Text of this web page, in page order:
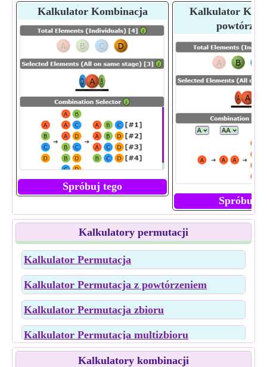
Kalkulator Kombinacja
Spróbuj tego
Kalkulator
Spróbuj
Kalkulatory permutacji
Kalkulator Permutacja
Kalkulator Permutacja z powtórzeniem
Kalkulator Permutacja zbioru
Kalkulator Permutacja multizbioru
Kalkulator Permutacja liniowa
Kalkulatory kombinacji